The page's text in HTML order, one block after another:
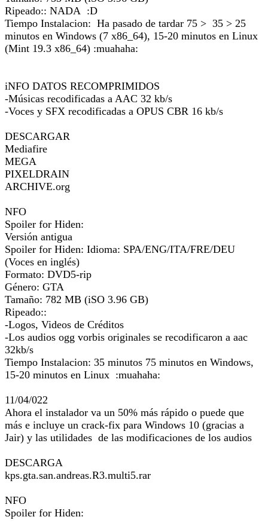
Ripeado:: NADA :D
Tiempo Instalacion: Ha pasado de tardar 75 > 35 > 25
minutos en Windows (7 x86_64), 15-20 minutos en Linux
(Mint 19.3 x86_64) :muahaha:
iNFO DATOS RECOMPRIMIDOS
-Músicas recodificadas a AAC 32 kb/s
-Voces y SFX recodificadas a OPUS CBR 16 kb/s
DESCARGAR
Mediafire
MEGA
PIXELDRAIN
ARCHIVE.org
NFO
Spoiler for Hiden:
Versión antigua
Spoiler for Hiden: Idioma: SPA/ENG/ITA/FRE/DEU
(Voces en inglés)
Formato: DVD5-rip
Género: GTA
Tamaño: 782 MB (iSO 3.96 GB)
Ripeado::
-Logos, Videos de Créditos
-Los audios ogg vorbis originales se recodificaron a aac
32kb/s
Tiempo Instalacion: 35 minutos 75 minutos en Windows,
15-20 minutos en Linux :muahaha:
11/04/022
Ahora el instalador va un 50% más rápido o puede que
más e incluye un crack-fix para Windows 10 (gracias a
Jair) y las utilidades de las modificaciones de los audios
DESCARGA
kps.gta.san.andreas.R3.multi5.rar
NFO
Spoiler for Hiden: